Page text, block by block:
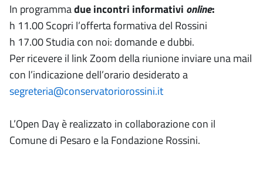
In programmadue incontri informativi online:
h 11.00 Scopri l’offerta formativa del Rossini
h 17.00 Studia con noi: domande e dubbi.
Per ricevere il link Zoom della riunione inviare una mail
con l’indicazione dell’orario desiderato a
segreteria@conservatoriorossini.it
L’Open Day è realizzato in collaborazione con il
Comune di Pesaro e la Fondazione Rossini.